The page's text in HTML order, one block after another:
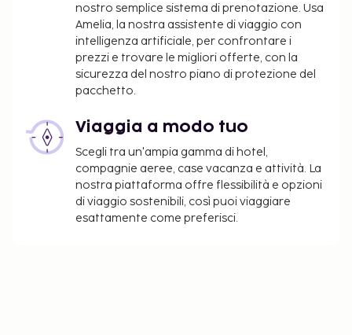
nostro semplice sistema di prenotazione. Usa
Amelia, la nostra assistente di viaggio con
intelligenza artificiale, per confrontare i
prezzi e trovare le migliori offerte, con la
sicurezza del nostro piano di protezione del
pacchetto.
Viaggia a modo tuo
Scegli tra un'ampia gamma di hotel,
compagnie aeree, case vacanza e attività. La
nostra piattaforma offre flessibilità e opzioni
di viaggio sostenibili, così puoi viaggiare
esattamente come preferisci.